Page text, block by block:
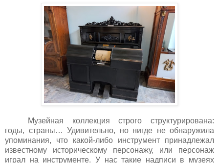
Музейная коллекция строго структурирована:
годы, страны… Удивительно, но нигде не обнаружила
упоминания, что какой-либо инструмент принадлежал
известному историческому персонажу, или персонаж
играл на инструменте. У нас такие надписи в музеях